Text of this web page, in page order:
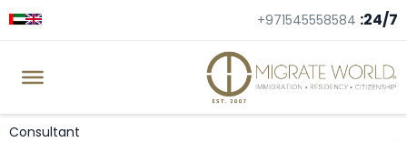
24/7:
+971545558584
Consultant